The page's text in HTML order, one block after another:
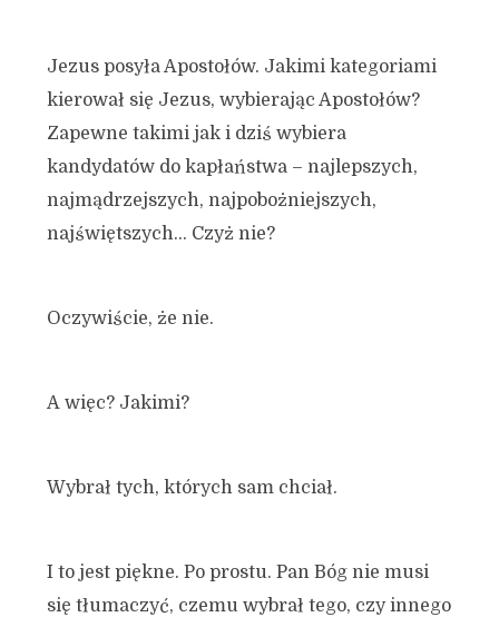
Jezus posyła Apostołów. Jakimi kategoriami
kierował się Jezus, wybierając Apostołów?
Zapewne takimi jak i dziś wybiera
kandydatów do kapłaństwa – najlepszych,
najmądrzejszych, najpobożniejszych,
najświętszych… Czyż nie?
Oczywiście, że nie.
A więc? Jakimi?
Wybrał tych, których sam chciał.
I to jest piękne. Po prostu. Pan Bóg nie musi
się tłumaczyć, czemu wybrał tego, czy innego